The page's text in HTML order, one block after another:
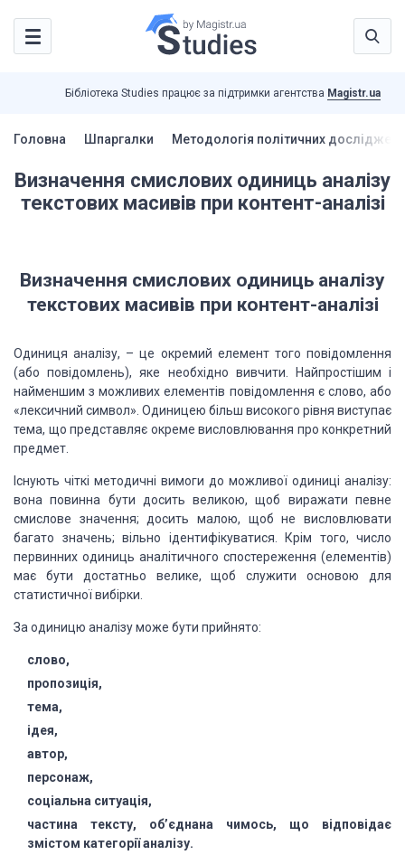
Бібліотека Studies працює за підтримки агентства Magistr.ua
Головна Шпаргалки Методологія політичних
Визначення смислових одиниць аналізу
текстових масивів при контент-аналізі
Визначення смислових одиниць аналізу
текстових масивів при контент-аналізі
Одиниця аналізу, – це окремий елемент того повідомлення
(або повідомлень), яке необхідно вивчити. Найпростішим і
найменшим з можливих елементів повідомлення є слово, або
«лексичний символ». Одиницею більш високого рівня виступає
тема, що представляє окреме висловлювання про конкретний
предмет.
Існують чіткі методичні вимоги до можливої одиниці аналізу:
вона повинна бути досить великою, щоб виражати певне
смислове значення; досить малою, щоб не висловлювати
багато значень; вільно ідентифікуватися. Крім того, число
первинних одиниць аналітичного спостереження (елементів)
має бути достатньо велике, щоб служити основою для
статистичної вибірки.
За одиницю аналізу може бути прийнято:
слово,
пропозиція,
тема,
ідея,
автор,
персонаж,
соціальна ситуація,
частина тексту, об’єднана чимось, що відповідає
змістом категорії аналізу.